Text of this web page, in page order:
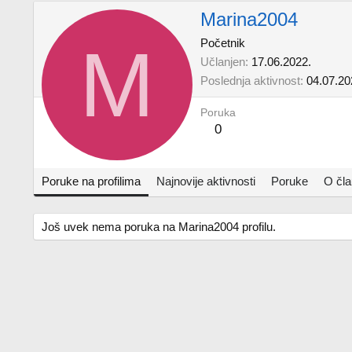
M
Marina2004
Početnik
Učlanjen 17.06.2022.
Poslednja aktivnost
Poruka
0
Poruke na profilima Najnovije aktivnosti Poruke O
Još uvek nema poruka na Marina2004 profilu.